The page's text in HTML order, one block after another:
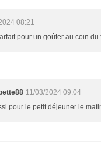
08:21
pour un goûter au coin
11/03/2024 09:04
pour le petit déjeuner le